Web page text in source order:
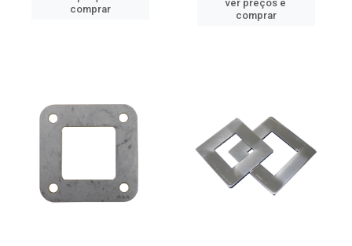
comprar
ver preços e
comprar